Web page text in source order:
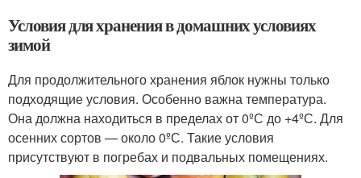
Условия для хранения в домашних условиях
зимой
Для продолжительного хранения яблок нужны только
подходящие условия. Особенно важна температура.
Она должна находиться в пределах от 0ºС до +4ºС. Для
осенних сортов — около 0ºС. Такие условия
присутствуют в погребах и подвальных помещениях.